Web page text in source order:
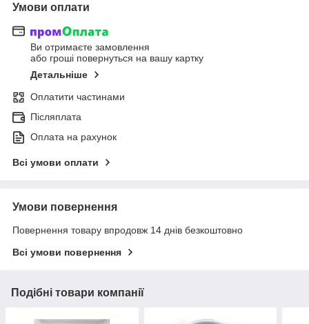
Умови оплати
Ви отримаєте замовлення
або гроші повернуться на вашу картку
Детальніше
Оплатити частинами
Післяплата
Оплата на рахунок
Всі умови оплати
Умови повернення
Повернення товару впродовж 14 днів безкоштовно
Всі умови повернення
Подібні товари компанії